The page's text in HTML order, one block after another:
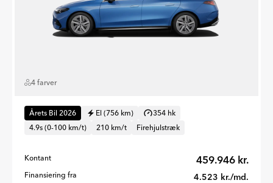
4 farver
Årets Bil 2026 El (756 km)
354 hk
4.9s (0-100 km/t)
210 km/t Firehjulstræk
Kontant 459.946 kr.
Finansiering fra 4.523 kr./md.